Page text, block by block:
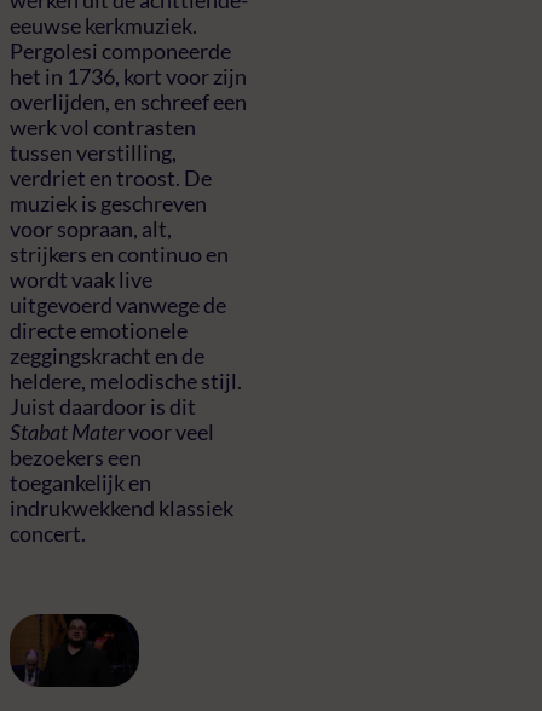
eeuwse kerkmuziek.
Pergolesi componeerde
het in 1736, kort voor zijn
overlijden, en schreef een
werk vol contrasten
tussen verstilling,
verdriet en troost. De
muziek is geschreven
voor sopraan, alt,
strijkers en continuo en
wordt vaak live
uitgevoerd vanwege de
directe emotionele
zeggingskracht en de
heldere, melodische stijl.
Juist daardoor is dit
Stabat Matervoor veel
bezoekers een
toegankelijk en
indrukwekkend klassiek
concert.